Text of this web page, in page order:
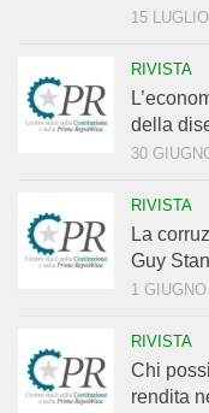
15
RIVISTA
della
30
RIVISTA
La
Guy
1
RIVISTA
Chi
rendita